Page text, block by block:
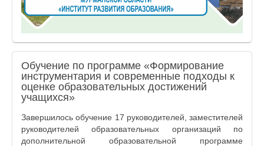
Обучение по программе «Формирование
инструментария и современные подходы к
оценке образовательных достижений
учащихся»
Завершилось обучение 17 руководителей, заместителей
руководителей образовательных организаций по
дополнительной образовательной программе